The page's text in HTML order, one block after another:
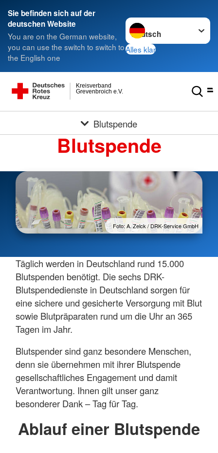
Sie befinden sich auf der
deutschen Website
You are on the German website,
you can use the switch to switch to
the English one
Sprache wechseln zu
Alles klar
Grevenbroich e.V.
Kreisverband
Blutspende
Blutspende
Foto: A. Zelck / DRK-Service GmbH
Täglich werden in Deutschland rund 15.000
Blutspenden benötigt. Die sechs DRK-
Blutspendedienste in Deutschland sorgen für
eine sichere und gesicherte Versorgung mit Blut
sowie Blutpräparaten rund um die Uhr an 365
Tagen im Jahr.
Blutspender sind ganz besondere Menschen,
denn sie übernehmen mit ihrer Blutspende
gesellschaftliches Engagement und damit
Verantwortung. Ihnen gilt unser ganz
besonderer Dank – Tag für Tag.
Ablauf einer Blutspende